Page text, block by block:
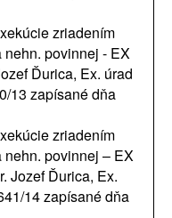
zriadením
povinnej - EX
Ďurica, Ex. úrad
13 zapísané dňa
zriadením
povinnej – EX
Jozef Ďurica, Ex.
14 zapísané dňa